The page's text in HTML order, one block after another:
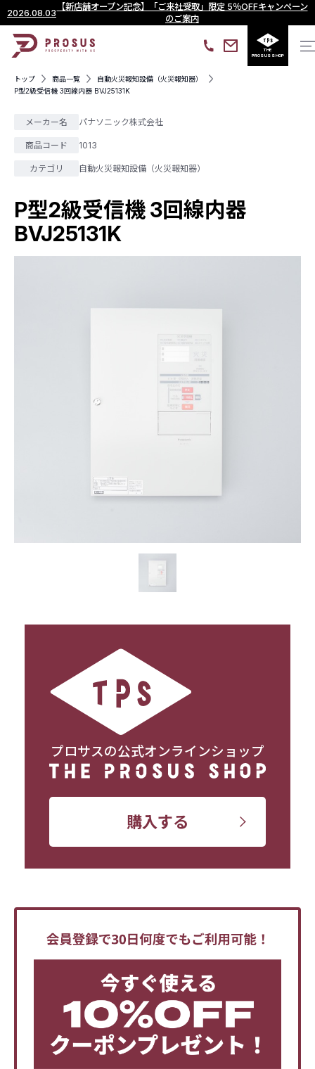
2026.08.03
【新店舗オープン記念】「ご来社受取」限定 5％OFFキャンペーン
のご案内
THE
PROSUS SHOP
トップ 商品一覧
自動火災報知設備（火災報知器）
P型2級受信機 3回線内器 BVJ25131K
メーカー名 パナソニック株式会社
商品コード 1013
カテゴリ 自動火災報知設備（火災報知器）
P型2級受信機 3回線内器
BVJ25131K
プロサスの公式オンラインショップ
購入する